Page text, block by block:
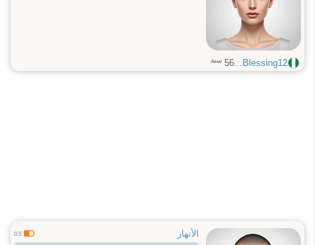
Blessing12...
56 سنة
الأنهار 0.5